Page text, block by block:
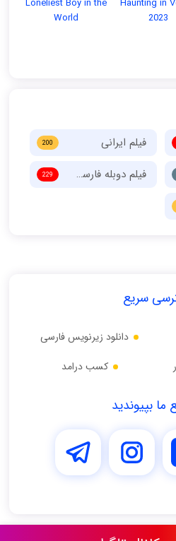
فیلم ایرانی 200
فیلم دوبله فارسی 229
سریع
دانلود زیرنویس فارسی
کسب درامد
ما بپیوندید